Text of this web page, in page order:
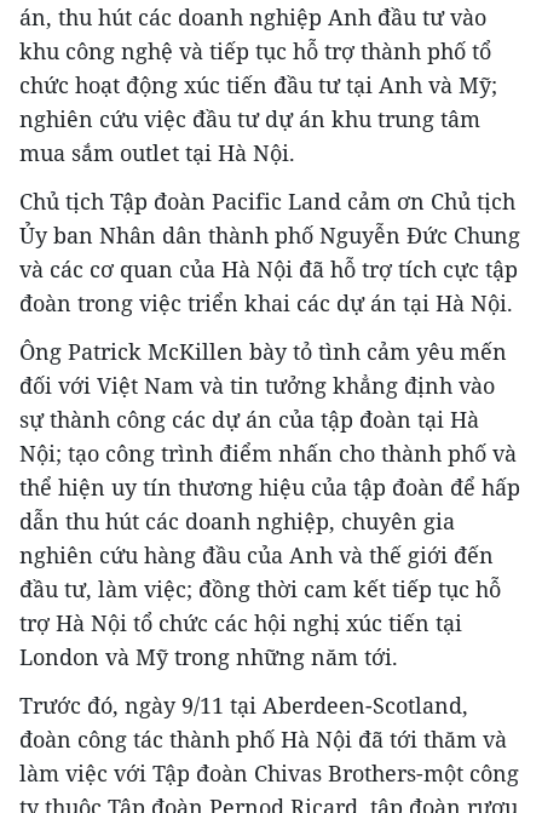
án, thu hút các doanh nghiệp Anh đầu tư vào
khu công nghệ và tiếp tục hỗ trợ thành phố tổ
chức hoạt động xúc tiến đầu tư tại Anh và Mỹ;
nghiên cứu việc đầu tư dự án khu trung tâm
mua sắm outlet tại Hà Nội.
Chủ tịch Tập đoàn Pacific Land cảm ơn Chủ tịch
Ủy ban Nhân dân thành phố Nguyễn Đức Chung
và các cơ quan của Hà Nội đã hỗ trợ tích cực tập
đoàn trong việc triển khai các dự án tại Hà Nội.
Ông Patrick McKillen bày tỏ tình cảm yêu mến
đối với Việt Nam và tin tưởng khẳng định vào
sự thành công các dự án của tập đoàn tại Hà
Nội; tạo công trình điểm nhấn cho thành phố và
thể hiện uy tín thương hiệu của tập đoàn để hấp
dẫn thu hút các doanh nghiệp, chuyên gia
nghiên cứu hàng đầu của Anh và thế giới đến
đầu tư, làm việc; đồng thời cam kết tiếp tục hỗ
trợ Hà Nội tổ chức các hội nghị xúc tiến tại
London và Mỹ trong những năm tới.
Trước đó, ngày 9/11 tại Aberdeen-Scotland,
đoàn công tác thành phố Hà Nội đã tới thăm và
làm việc với Tập đoàn Chivas Brothers-một công
ty thuộc Tập đoàn Pernod Ricard, tập đoàn rượu